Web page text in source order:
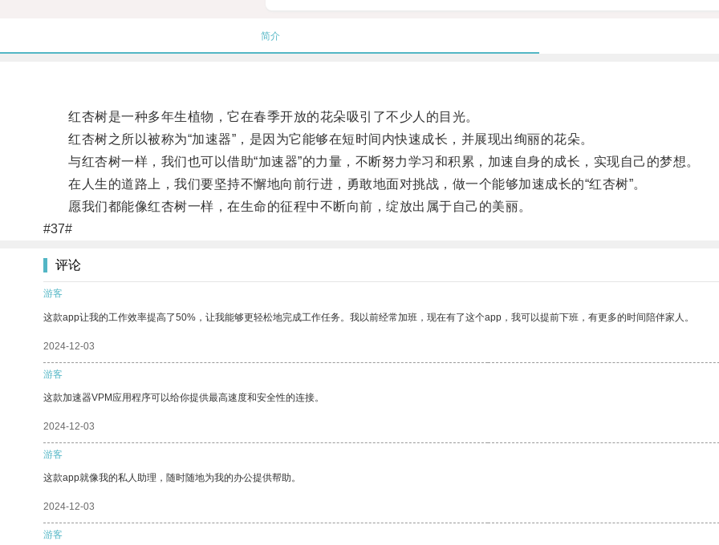
简介
红杏树是一种多年生植物，它在春季开放的花朵吸引了不少人的目光。
红杏树之所以被称为“加速器”，是因为它能够在短时间内快速成长，并展现出绚丽的花朵。
与红杏树一样，我们也可以借助“加速器”的力量，不断努力学习和积累，加速自身的成长，实现自己的梦想。
在人生的道路上，我们要坚持不懈地向前行进，勇敢地面对挑战，做一个能够加速成长的“红杏树”。
愿我们都能像红杏树一样，在生命的征程中不断向前，绽放出属于自己的美丽。
#37#
评论
游客
这款app让我的工作效率提高了50%，让我能够更轻松地完成工作任务。我以前经常加班，现在有了这个app，我可以提前下班，有更多的时间陪伴家人。
2024-12-03
游客
这款加速器VPM应用程序可以给你提供最高速度和安全性的连接。
2024-12-03
游客
这款app就像我的私人助理，随时随地为我的办公提供帮助。
2024-12-03
游客